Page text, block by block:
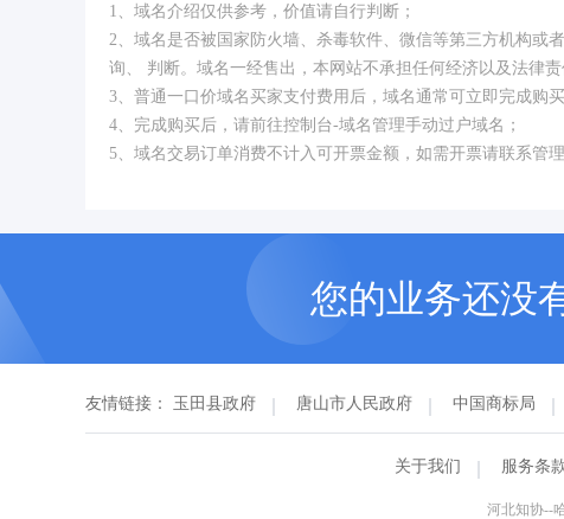
1、域名介绍仅供参考，价值请自行判断；
2、域名是否被国家防火墙、杀毒软件、微信等第三方机构或
询、 判断。域名一经售出，本网站不承担任何经济以及法律责
3、普通一口价域名买家支付费用后，域名通常可立即完成购买
4、完成购买后，请前往控制台-域名管理手动过户域名；
5、域名交易订单消费不计入可开票金额，如需开票请联系管理
您的业务还没
友情链接： 玉田县政府 唐山市人民政府 中国商标局
关于我们 服务条
河北知协--